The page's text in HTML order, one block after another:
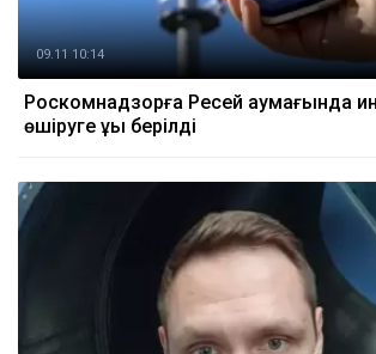
09.11 10:14
Роскомнадзорға Ресей аумағында
өшіруге құқық берілді